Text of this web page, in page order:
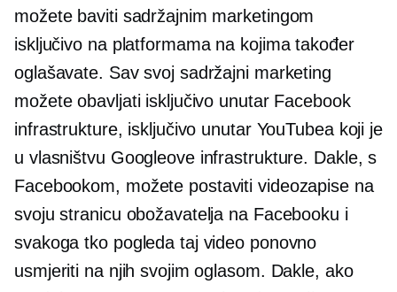
možete baviti sadržajnim marketingom
isključivo na platformama na kojima također
oglašavate. Sav svoj sadržajni marketing
možete obavljati isključivo unutar Facebook
infrastrukture, isključivo unutar YouTubea koji je
u vlasništvu Googleove infrastrukture. Dakle, s
Facebookom, možete postaviti videozapise na
svoju stranicu obožavatelja na Facebooku i
svakoga tko pogleda taj video ponovno
usmjeriti na njih svojim oglasom. Dakle, ako